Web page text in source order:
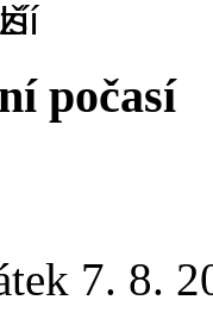
počasí
7. 8.